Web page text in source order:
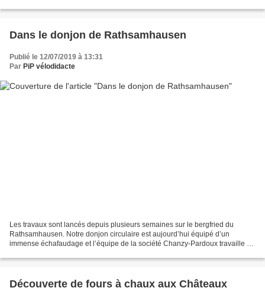
Dans le donjon de Rathsamhausen
Publié le 12/07/2019 à 13:31
Par PiP vélodidacte
Les travaux sont lancés depuis plusieurs semaines sur le bergfried du
Rathsamhausen. Notre donjon circulaire est aujourd’hui équipé d’un
immense échafaudage et l’équipe de la société Chanzy-Pardoux travaille à
Découverte de fours à chaux aux Châteaux